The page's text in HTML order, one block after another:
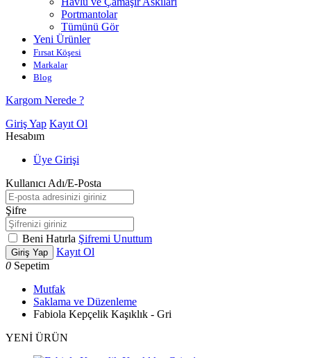
Portmantolar
Tümünü Gör
Yeni Ürünler
Fırsat Köşesi
Markalar
Blog
Kargom Nerede ?
Giriş Yap Kayıt Ol
Hesabım
Üye Girişi
Kullanıcı Adı/E-Posta
Şifre
Beni Hatırla Şifremi Unuttum
Giriş Yap
Kayıt Ol
0 Sepetim
Mutfak
Saklama ve Düzenleme
Fabiola Kepçelik Kaşıklık - Gri
YENİ ÜRÜN